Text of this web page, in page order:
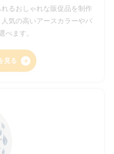
るおしゃれな販促品を制作
気の高いアースカラーやパ
べます。
見る